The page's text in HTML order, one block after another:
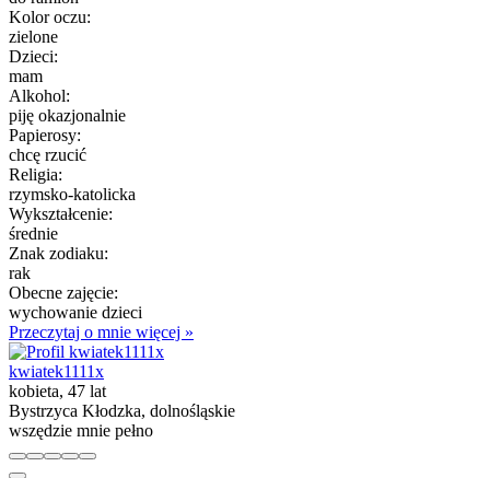
Kolor oczu:
zielone
Dzieci:
mam
Alkohol:
piję okazjonalnie
Papierosy:
chcę rzucić
Religia:
rzymsko-katolicka
Wykształcenie:
średnie
Znak zodiaku:
rak
Obecne zajęcie:
wychowanie dzieci
Przeczytaj o mnie więcej »
kwiatek1111x
kobieta, 47 lat
Bystrzyca Kłodzka, dolnośląskie
wszędzie mnie pełno